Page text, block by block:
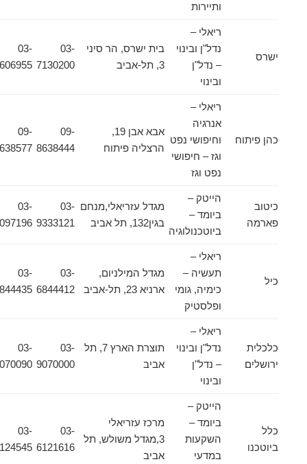
ותיירות
ישרס
ריאלי –
נדל"ן ובינוי
– נדל"ן
ובינוי
בית ישרס, הר סיני
03-
7130200
5606955
כהן פיתוח
ריאלי –
אנרגיה
וחיפושי נפט
וגז – חיפושי
נפט וגז
אבא אבן 19,
הרצליה פיתוח
8638444
8638577
כיטוב
פארמה
הייטק –
ביומד –
ביוטכנולוגיה
מגדל עזריאלי,מנחם 03-
9333121
5097196
ריאלי –
תעשיה –
כימיה, גומי
ופלסטיק
מגדל המילניום,
ארניא 23, תל-אביב
6844412
6844435
כלכלית
ירושלים
ריאלי –
נדל"ן ובינוי
– נדל"ן
ובינוי
תוצרת הארץ 7, תל
אביב
03-
9070000
9070090
ביוטכנו
הייטק –
ביומד –
השקעות
במדעי
מרכז עזריאלי
3,מגדל משולש, תל
אביב
6121616
6124545